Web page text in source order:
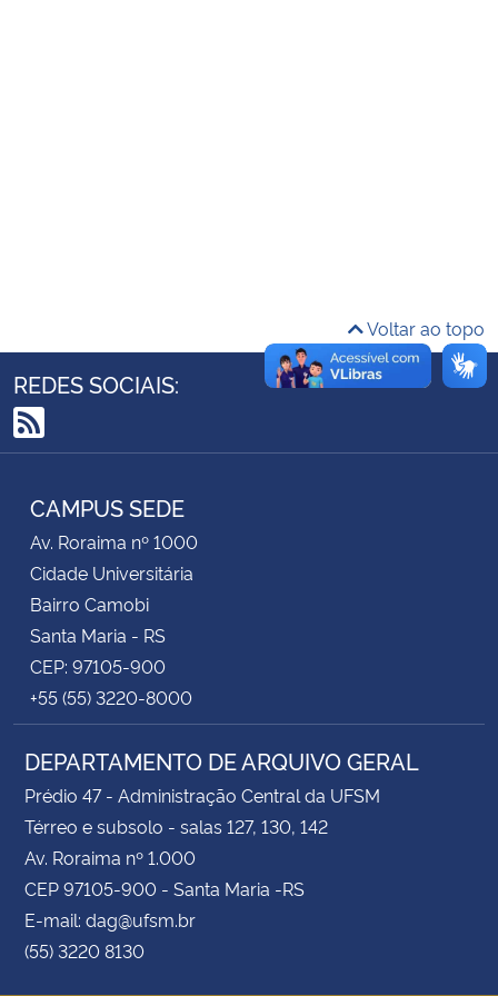
Controladoria-Geral da União
Secretaria-Geral
Secretaria de Governo
Gabinete de Segurança Institucional
Advocacia-Geral da União
Voltar ao topo
REDES SOCIAIS:
RSS
CAMPUS SEDE
Av. Roraima nº 1000
Cidade Universitária
Bairro Camobi
Santa Maria - RS
CEP: 97105-900
+55 (55) 3220-8000
DEPARTAMENTO DE ARQUIVO GERAL
Prédio 47 - Administração Central da UFSM
Térreo e subsolo - salas 127, 130, 142
Av. Roraima nº 1.000
CEP 97105-900 - Santa Maria -RS
E-mail: dag@ufsm.br
(55) 3220 8130